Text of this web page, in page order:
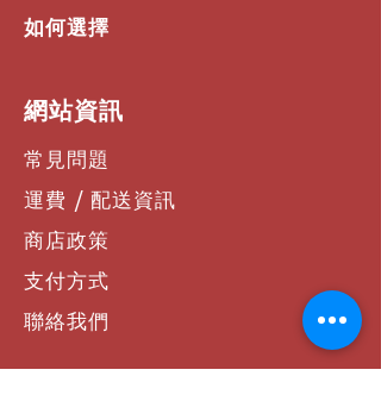
如何選擇
​網站資訊
常見問題
運費 / 配送資訊
商店政策
支付方式
聯絡我們